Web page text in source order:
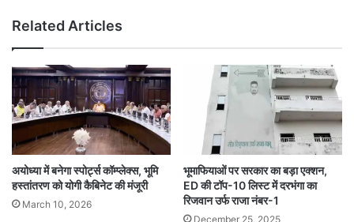
Related Articles
अयोध्या में बनेगा स्पोर्ट्स कॉम्प्लेक्स, भूमि
हस्तांतरण को योगी कैबिनेट की मंजूरी
March 10, 2026
भूमाफियाओं पर सरकार का बड़ा एक्शन,
ED की टॉप-10 लिस्ट में दरभंगा का
रिजवान उर्फ राजा नंबर-1
December 25, 2025